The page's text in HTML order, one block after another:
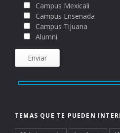
Campus Mexicali
Campus Ensenada
Campus Tijuana
Alumni
TEMAS QUE TE PUEDEN